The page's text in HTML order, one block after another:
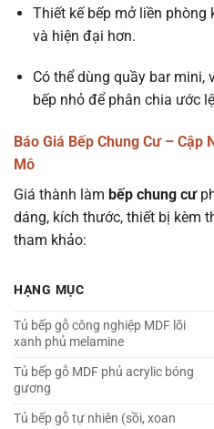
Thiết kế bếp mở liền
và hiện đại hơn.
Có thể dùng quầy bar mini,
bếp nhỏ để phân chia ước
Báo Giá Bếp Chung Cư – Cập
Mô
Giá thành làm bếp chung cư
dáng, kích thước, thiết bị kèm
tham khảo:
HẠNG MỤC
Tủ bếp gỗ công nghiệp MDF lõi
xanh phủ melamine
Tủ bếp gỗ MDF phủ acrylic bóng
gương
Tủ bếp gỗ tự nhiên (sồi, xoan